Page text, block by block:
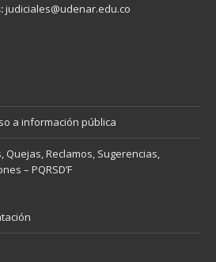
judiciales@udenar.edu.co
a información pública
Quejas, Reclamos, Sugerencias,
– PQRSD’F